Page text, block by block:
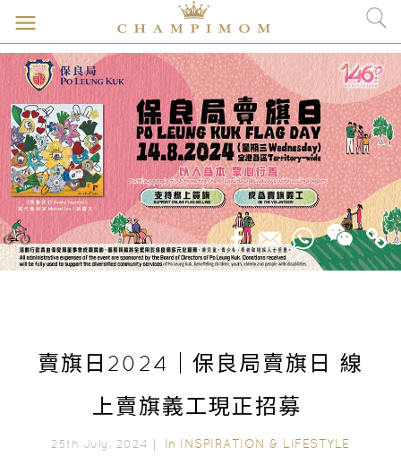
賣旗日2024｜保良局賣旗日 線
上賣旗義工現正招募
25th July, 2024｜ In INSPIRATION & LIFESTYLE